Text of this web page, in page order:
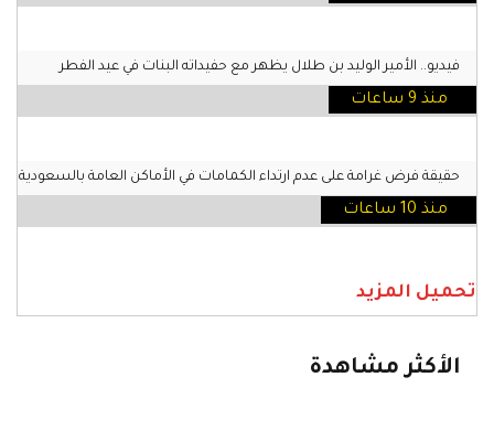
فيديو.. الأمير الوليد بن طلال يظهر مع حفيداته البنات في عيد الفطر
منذ 9 ساعات
حقيقة فرض غرامة على عدم ارتداء الكمامات في الأماكن العامة بالسعودية
منذ 10 ساعات
تحميل المزيد
الأكثر مشاهدة